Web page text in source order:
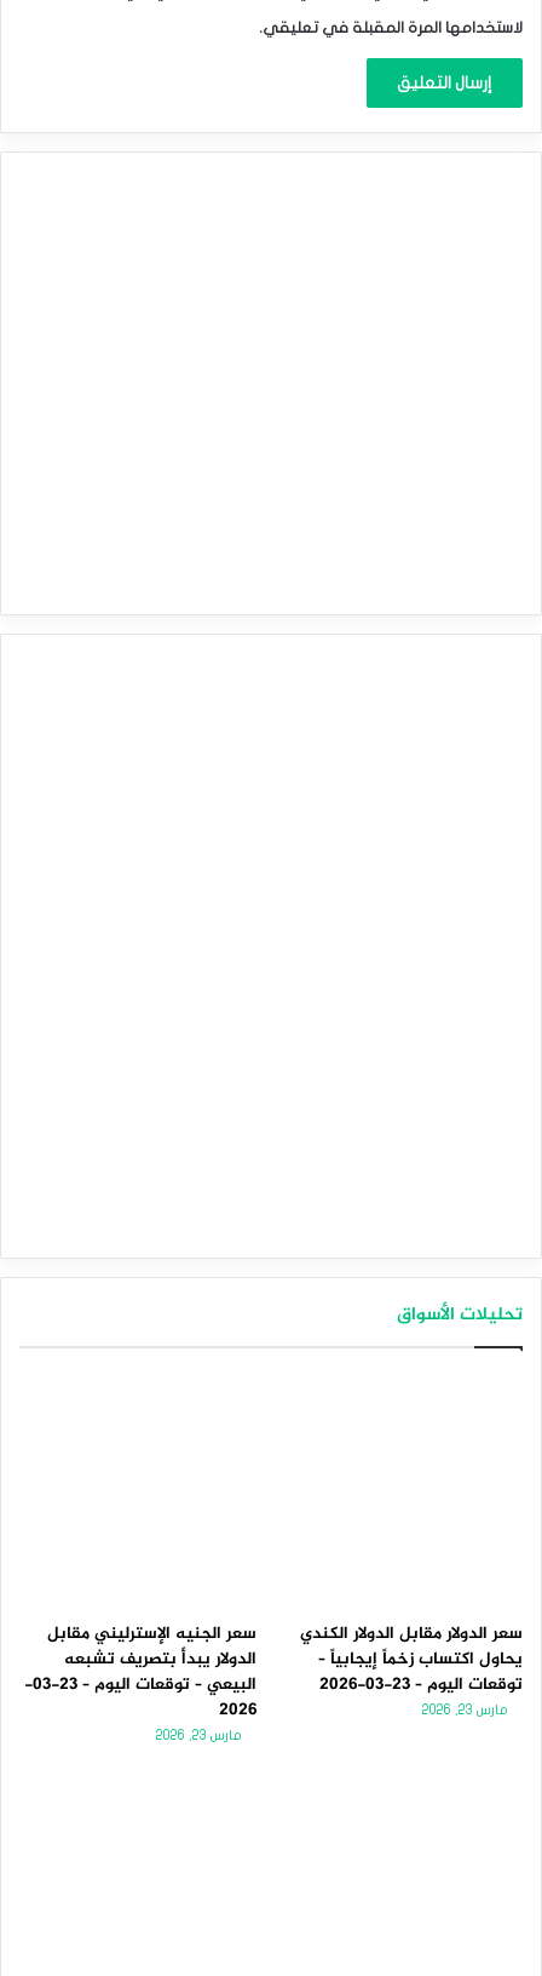
‏المركزي!‏
المصدر : اضغط هنا
لاستخدامها المرة المقبلة في تعليقي.
تحليلات الأسواق
سعر الدولار مقابل الدولار الكندي
يحاول اكتساب زخماً إيجابياً –
توقعات اليوم – 23-03-2026
مارس 23, 2026
سعر الجنيه الإسترليني مقابل
الدولار يبدأ بتصريف تشبعه
البيعي – توقعات اليوم – 23-03-
2026
مارس 23, 2026